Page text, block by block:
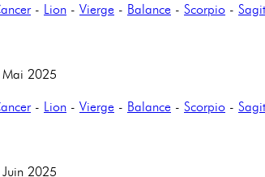
- Lion - Vierge - Balance - Scorpio -
Mai 2025
- Lion - Vierge - Balance - Scorpio -
2025